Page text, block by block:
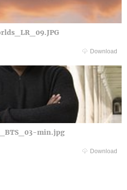
Download
min.jpg
Download